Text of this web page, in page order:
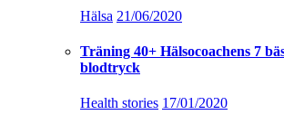
Hälsa 21/06/2020
Träning 40+ Hälsocoachens 7
blodtryck
Health stories 17/01/2020